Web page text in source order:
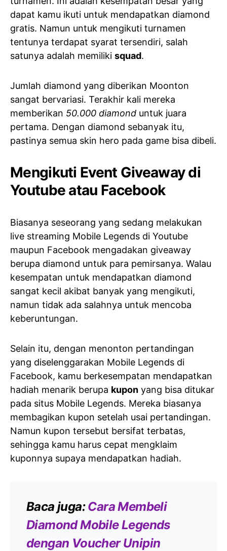
dapat kamu ikuti untuk mendapatkan diamond
gratis. Namun untuk mengikuti turnamen
tentunya terdapat syarat tersendiri, salah
satunya adalah memiliki squad.
Jumlah diamond yang diberikan Moonton
sangat bervariasi. Terakhir kali mereka
memberikan 50.000 diamond untuk juara
pertama. Dengan diamond sebanyak itu,
pastinya semua skin hero pada game bisa dibeli.
Mengikuti Event Giveaway di
Youtube atau Facebook
Biasanya seseorang yang sedang melakukan
live streaming Mobile Legends di Youtube
maupun Facebook mengadakan giveaway
berupa diamond untuk para pemirsanya. Walau
kesempatan untuk mendapatkan diamond
sangat kecil akibat banyak yang mengikuti,
namun tidak ada salahnya untuk mencoba
keberuntungan.
Selain itu, dengan menonton pertandingan
yang diselenggarakan Mobile Legends di
Facebook, kamu berkesempatan mendapatkan
hadiah menarik berupa kupon yang bisa ditukar
pada situs Mobile Legends. Mereka biasanya
membagikan kupon setelah usai pertandingan.
Namun kupon tersebut bersifat terbatas,
sehingga kamu harus cepat mengklaim
kuponnya supaya mendapatkan hadiah.
Baca juga:Cara Membeli
Diamond Mobile Legends
dengan Voucher Unipin